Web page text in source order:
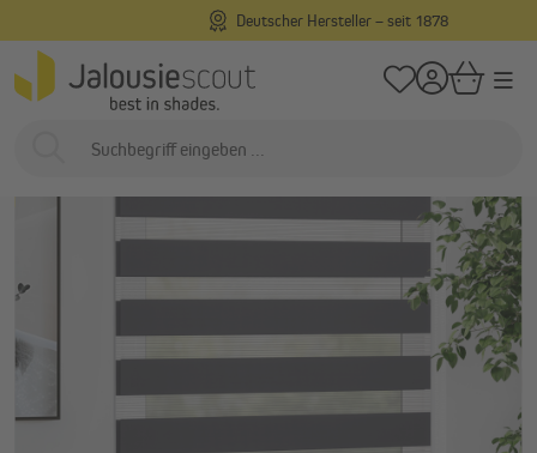
Deutscher Hersteller – seit 1878
Startseite